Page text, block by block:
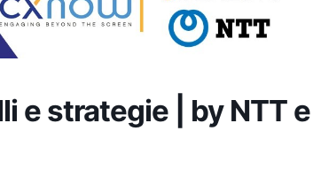
e strategie | by NTT e